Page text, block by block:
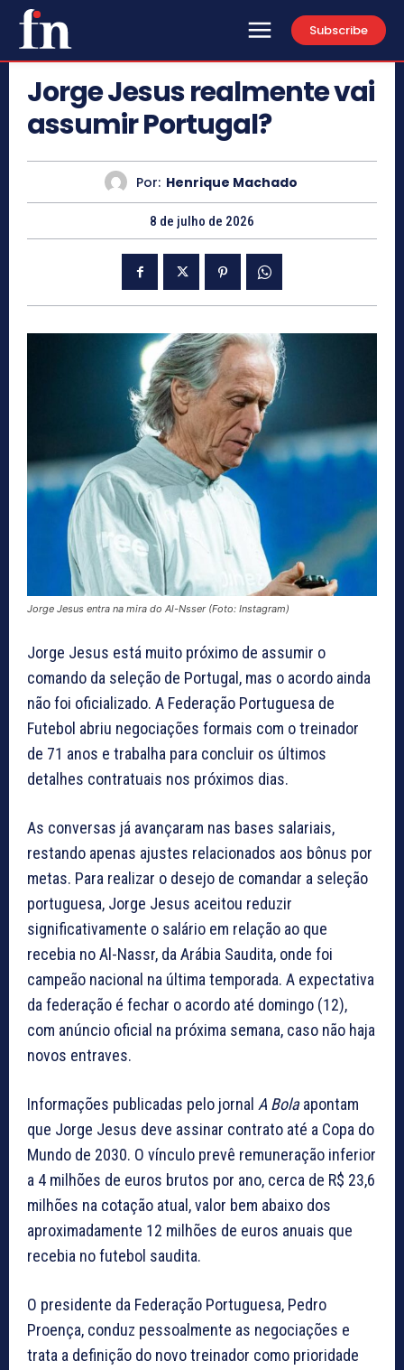
Subscribe
Jorge Jesus realmente vai
assumir Portugal?
Por: Henrique Machado
8 de julho de 2026
Jorge Jesus entra na mira do Al-Nsser (Foto: Instagram)
Jorge Jesus está muito próximo de assumir o
comando da seleção de Portugal, mas o acordo ainda
não foi oficializado. A Federação Portuguesa de
Futebol abriu negociações formais com o treinador
de 71 anos e trabalha para concluir os últimos
detalhes contratuais nos próximos dias.
As conversas já avançaram nas bases salariais,
restando apenas ajustes relacionados aos bônus por
metas. Para realizar o desejo de comandar a seleção
portuguesa, Jorge Jesus aceitou reduzir
significativamente o salário em relação ao que
recebia no Al-Nassr, da Arábia Saudita, onde foi
campeão nacional na última temporada. A expectativa
da federação é fechar o acordo até domingo (12),
com anúncio oficial na próxima semana, caso não haja
novos entraves.
Informações publicadas pelo jornal A Bolaapontam
que Jorge Jesus deve assinar contrato até a Copa do
Mundo de 2030. O vínculo prevê remuneração inferior
a 4 milhões de euros brutos por ano, cerca de R$ 23,6
milhões na cotação atual, valor bem abaixo dos
aproximadamente 12 milhões de euros anuais que
recebia no futebol saudita.
O presidente da Federação Portuguesa, Pedro
Proença, conduz pessoalmente as negociações e
trata a definição do novo treinador como prioridade